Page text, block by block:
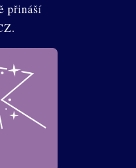
přináší